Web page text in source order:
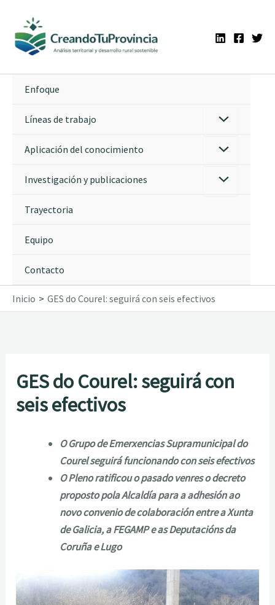
contenido
Enfoque
Líneas de trabajo
Aplicación del conocimiento
Investigación y publicaciones
Trayectoria
Equipo
Contacto
Inicio GES do Courel: seguirá con seis efectivos
GES do Courel: seguirá con
seis efectivos
O Grupo de Emerxencias Supramunicipal do
Courel seguirá funcionando con seis efectivos
O Pleno ratificou o pasado venres o decreto
proposto pola Alcaldía para a adhesión ao
novo convenio de colaboración entre a Xunta
de Galicia, a FEGAMP e as Deputacións da
Coruña e Lugo